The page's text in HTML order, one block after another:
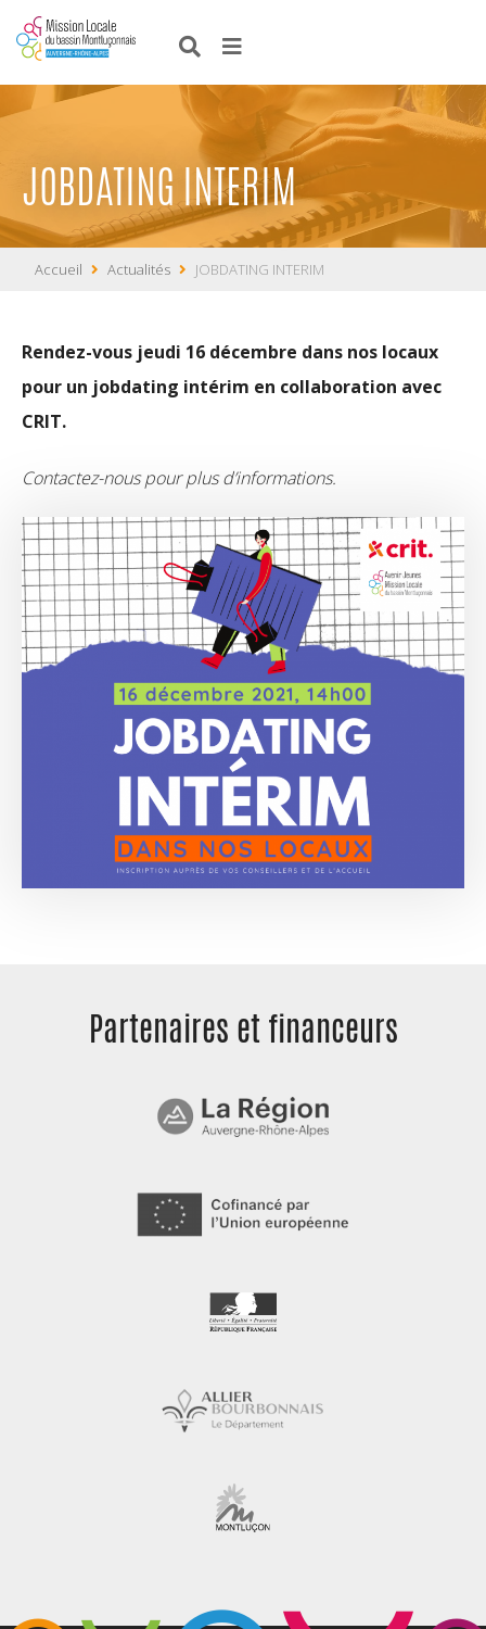
JOBDATING INTERIM
Accueil Actualités JOBDATING INTERIM
Rendez-vous jeudi 16 décembre dans nos locaux
pour un jobdating intérim en collaboration avec
CRIT.
Contactez-nous pour plus d’informations.
Partenaires et financeurs